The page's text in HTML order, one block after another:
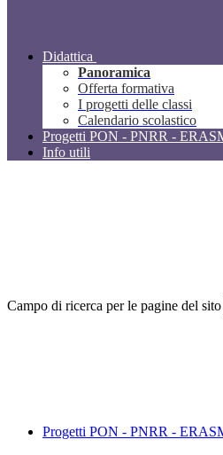
Didattica
Panoramica
Offerta formativa
I progetti delle classi
Calendario scolastico
Progetti PON - PNRR -
Info utili
Campo di ricerca per le pagine del sito
Progetti PON - PNRR -